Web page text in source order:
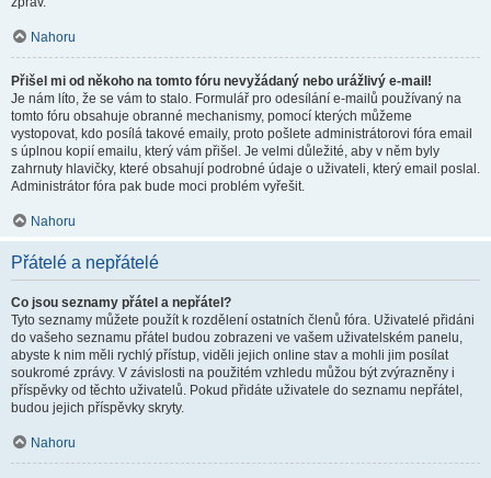
Nahoru
Přišel mi od někoho na tomto fóru nevyžádaný nebo urážlivý e-mail!
Je nám líto, že se vám to stalo. Formulář pro odesílání e-mailů používaný na
tomto fóru obsahuje obranné mechanismy, pomocí kterých můžeme
vystopovat, kdo posílá takové emaily, proto pošlete administrátorovi fóra email
s úplnou kopií emailu, který vám přišel. Je velmi důležité, aby v něm byly
zahrnuty hlavičky, které obsahují podrobné údaje o uživateli, který email poslal.
Administrátor fóra pak bude moci problém vyřešit.
Nahoru
Přátelé a nepřátelé
Co jsou seznamy přátel a nepřátel?
Tyto seznamy můžete použít k rozdělení ostatních členů fóra. Uživatelé přidáni
do vašeho seznamu přátel budou zobrazeni ve vašem uživatelském panelu,
abyste k nim měli rychlý přístup, viděli jejich online stav a mohli jim posílat
soukromé zprávy. V závislosti na použitém vzhledu můžou být zvýrazněny i
příspěvky od těchto uživatelů. Pokud přidáte uživatele do seznamu nepřátel,
budou jejich příspěvky skryty.
Nahoru